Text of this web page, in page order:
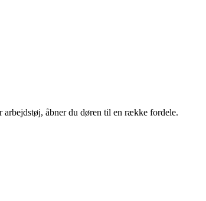
åbner du døren til en række fordele.